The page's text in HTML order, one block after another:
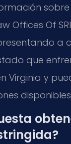
Offices Of
a
que
Virginia y